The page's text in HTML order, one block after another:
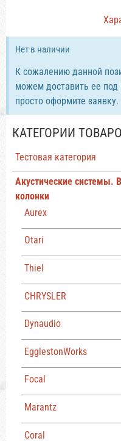
КАТЕГОРИИ
Тестовая категория
Акустические системы.
колонки
Aurex
Otari
Thiel
CHRYSLER
Dynaudio
EgglestonWorks
Focal
Marantz
Coral
Нет в наличии
К сожалению данной
можем доставить ее
просто оформите заявку.